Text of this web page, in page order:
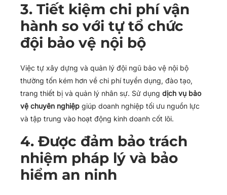
3. Tiết kiệm chi phí vận
hành so với tự tổ chức
đội bảo vệ nội bộ
Việc tự xây dựng và quản lý đội ngũ bảo vệ nội bộ
thường tốn kém hơn về chi phí tuyển dụng, đào tạo,
trang thiết bị và quản lý nhân sự. Sử dụng dịch vụ bảo
vệ chuyên nghiệp giúp doanh nghiệp tối ưu nguồn lực
và tập trung vào hoạt động kinh doanh cốt lõi.
4. Được đảm bảo trách
nhiệm pháp lý và bảo
hiểm an ninh